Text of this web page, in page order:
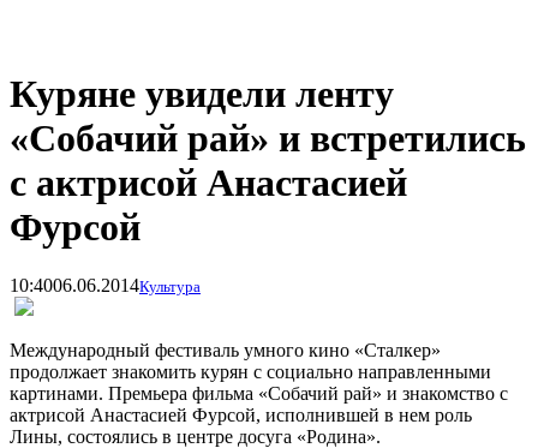
Куряне увидели ленту
«Собачий рай» и встретились
с актрисой Анастасией
Фурсой
10:4006.06.2014Культура
Международный фестиваль умного кино «Сталкер»
продолжает знакомить курян с социально направленными
картинами. Премьера фильма «Собачий рай» и знакомство с
актрисой Анастасией Фурсой, исполнившей в нем роль
Лины, состоялись в центре досуга «Родина».